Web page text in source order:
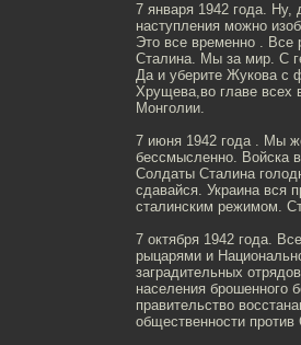
7 января 1942 года. Ну,
наступления можно
Это все временно . Все
Сталина. Мы за мир. С
Да и уберите Жукова с
Хрущева,во главе всех
Монголии.
7 июня 1942 года . Мы
бессмысленно. Войска
Солдаты Сталина
сдавайся. Украина вся
сталинским режимом.
7 октября 1942 года.
рыцарями и
заградительных
населения брошенного
правительство
общественности против